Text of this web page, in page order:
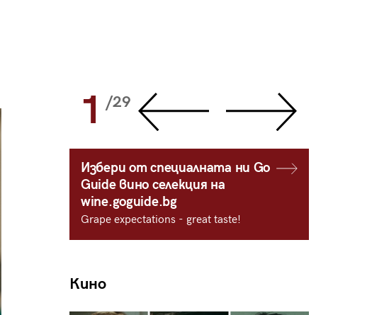
1 /29
Избери от специалната ни Go
Guide вино селекция на
wine.goguide.bg
Grape expectations - great taste!
Кино